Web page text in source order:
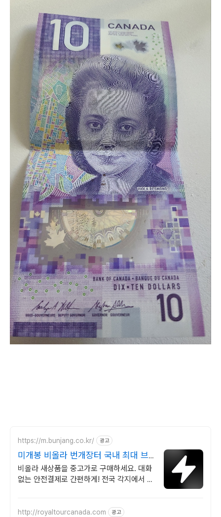
https://m.bunjang.co.kr/ 광고
미개봉 비올라 번개장터 국내 최대 브
랜드 중고거래
비올라 새상품을 중고가로 구매하세요. 대화
없는 안전결제로 간편하게! 전국 각지에서 올
http://royaltourcanada.com 광고